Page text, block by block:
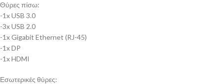
Θύρες πίσω:
-1x USB 3.0
-3x USB 2.0
-1x Gigabit Ethernet (RJ-45)
-1x DP
-1x HDMI
Εσωτερικές θύρες: